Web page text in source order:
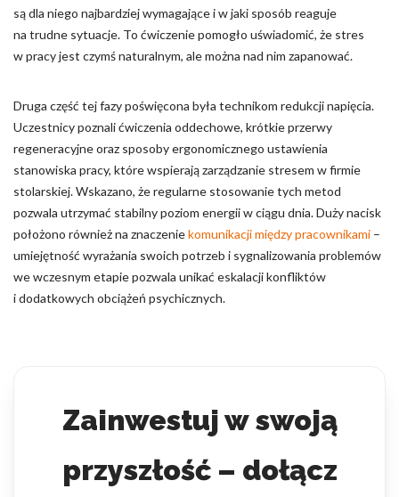
są dla niego najbardziej wymagające i w jaki sposób reaguje
na trudne sytuacje. To ćwiczenie pomogło uświadomić, że stres
w pracy jest czymś naturalnym, ale można nad nim zapanować.
Druga część tej fazy poświęcona była technikom redukcji napięcia.
Uczestnicy poznali ćwiczenia oddechowe, krótkie przerwy
regeneracyjne oraz sposoby ergonomicznego ustawienia
stanowiska pracy, które wspierają zarządzanie stresem w firmie
stolarskiej. Wskazano, że regularne stosowanie tych metod
pozwala utrzymać stabilny poziom energii w ciągu dnia. Duży nacisk
położono również na znaczeniekomunikacji między pracownikami –
umiejętność wyrażania swoich potrzeb i sygnalizowania problemów
we wczesnym etapie pozwala unikać eskalacji konfliktów
i dodatkowych obciążeń psychicznych.
Zainwestuj w swoją
przyszłość – dołącz